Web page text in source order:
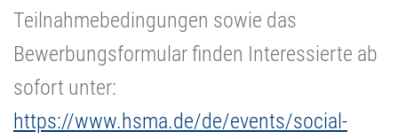
Teilnahmebedingungen sowie das
Bewerbungsformular finden Interessierte ab
sofort unter:
https://www.hsma.de/de/events/social-